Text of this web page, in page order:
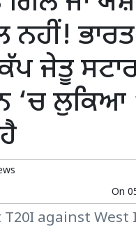
ਨਹੀਂ!
ਜੇਤੂ
‘ਚ ਲੁਕਿਆ
On
against West